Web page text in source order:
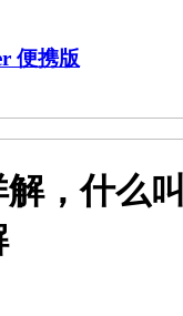
便携版
，什么